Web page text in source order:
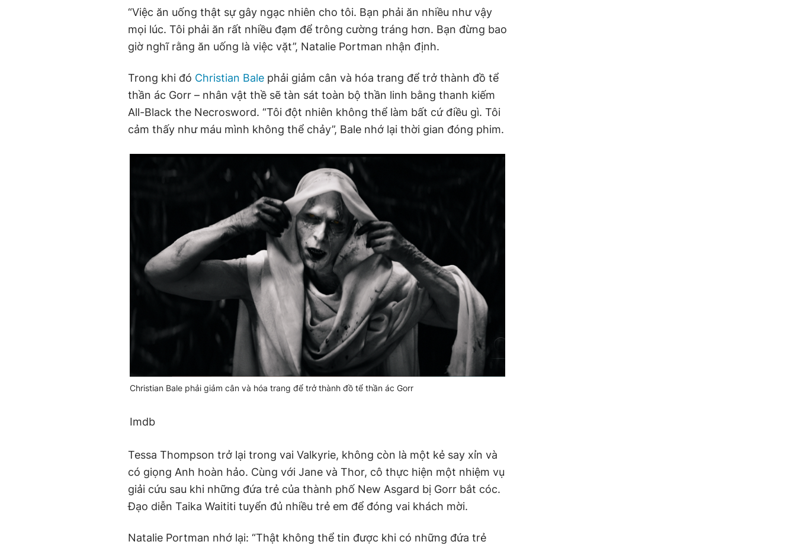
“Việc ăn uống thật sự gây ngạc nhiên cho tôi. Bạn phải ăn nhiều như vậy
mọi lúc. Tôi phải ăn rất nhiều đạm để trông cường tráng hơn. Bạn đừng bao
giờ nghĩ rằng ăn uống là việc vặt”, Natalie Portman nhận định.
Trong khi đó Christian Bale phải giảm cân và hóa trang để trở thành đồ tể
thần ác Gorr – nhân vật thề sẽ tàn sát toàn bộ thần linh bằng thanh kiếm
All-Black the Necrosword. “Tôi đột nhiên không thể làm bất cứ điều gì. Tôi
cảm thấy như máu mình không thể chảy”, Bale nhớ lại thời gian đóng phim.
Christian Bale phải giảm cân và hóa trang để trở thành đồ tể thần ác Gorr
Imdb
Tessa Thompson trở lại trong vai Valkyrie, không còn là một kẻ say xỉn và
có giọng Anh hoàn hảo. Cùng với Jane và Thor, cô thực hiện một nhiệm vụ
giải cứu sau khi những đứa trẻ của thành phố New Asgard bị Gorr bắt cóc.
Đạo diễn Taika Waititi tuyển đủ nhiều trẻ em để đóng vai khách mời.
Natalie Portman nhớ lại: “Thật không thể tin được khi có những đứa trẻ